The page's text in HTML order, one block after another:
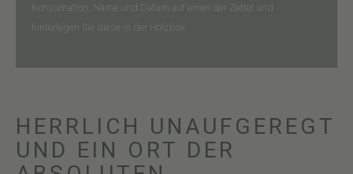
Konsumation, Name und Datum auf einen der Zettel und
hinterlegen Sie diese in der Holzbox.
HERRLICH UNAUFGEREGT
UND EIN ORT DER